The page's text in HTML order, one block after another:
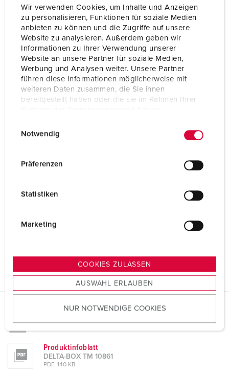
Wir verwenden Cookies, um Inhalte und Anzeigen
zu personalisieren, Funktionen für soziale Medien
anbieten zu können und die Zugriffe auf unsere
Website zu analysieren. Außerdem geben wir
Informationen zu Ihrer Verwendung unserer
Website an unsere Partner für soziale Medien,
Werbung und Analysen weiter. Unsere Partner
führen diese Informationen möglicherweise mit
weiteren Daten zusammen, die Sie ihnen
bereitgestellt haben oder die sie im Rahmen Ihrer
s
u
w
a
Notwendig
Präferenzen
Statistiken
Marketing
COOKIES ZULASSEN
AUSWAHL ERLAUBEN
NUR NOTWENDIGE COOKIES
Produktinfoblatt
DELTA-BOX TM 10861
PDF, 140 KB